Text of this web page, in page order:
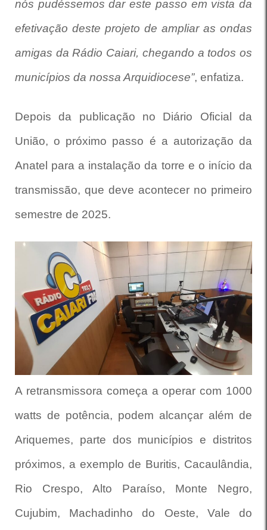
nós pudéssemos dar este passo em vista da
efetivação deste projeto de ampliar as ondas
amigas da Rádio Caiari, chegando a todos os
municípios da nossa Arquidiocese”, enfatiza.
Depois da publicação no Diário Oficial da
União, o próximo passo é a autorização da
Anatel para a instalação da torre e o início da
transmissão, que deve acontecer no primeiro
semestre de 2025.
A retransmissora começa a operar com 1000
watts de potência, podem alcançar além de
Ariquemes, parte dos municípios e distritos
próximos, a exemplo de Buritis, Cacaulândia,
Rio Crespo, Alto Paraíso, Monte Negro,
Cujubim, Machadinho do Oeste, Vale do